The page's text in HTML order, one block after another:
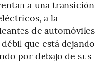
a una transición
a la
de automóviles
que está dejando
por debajo de sus